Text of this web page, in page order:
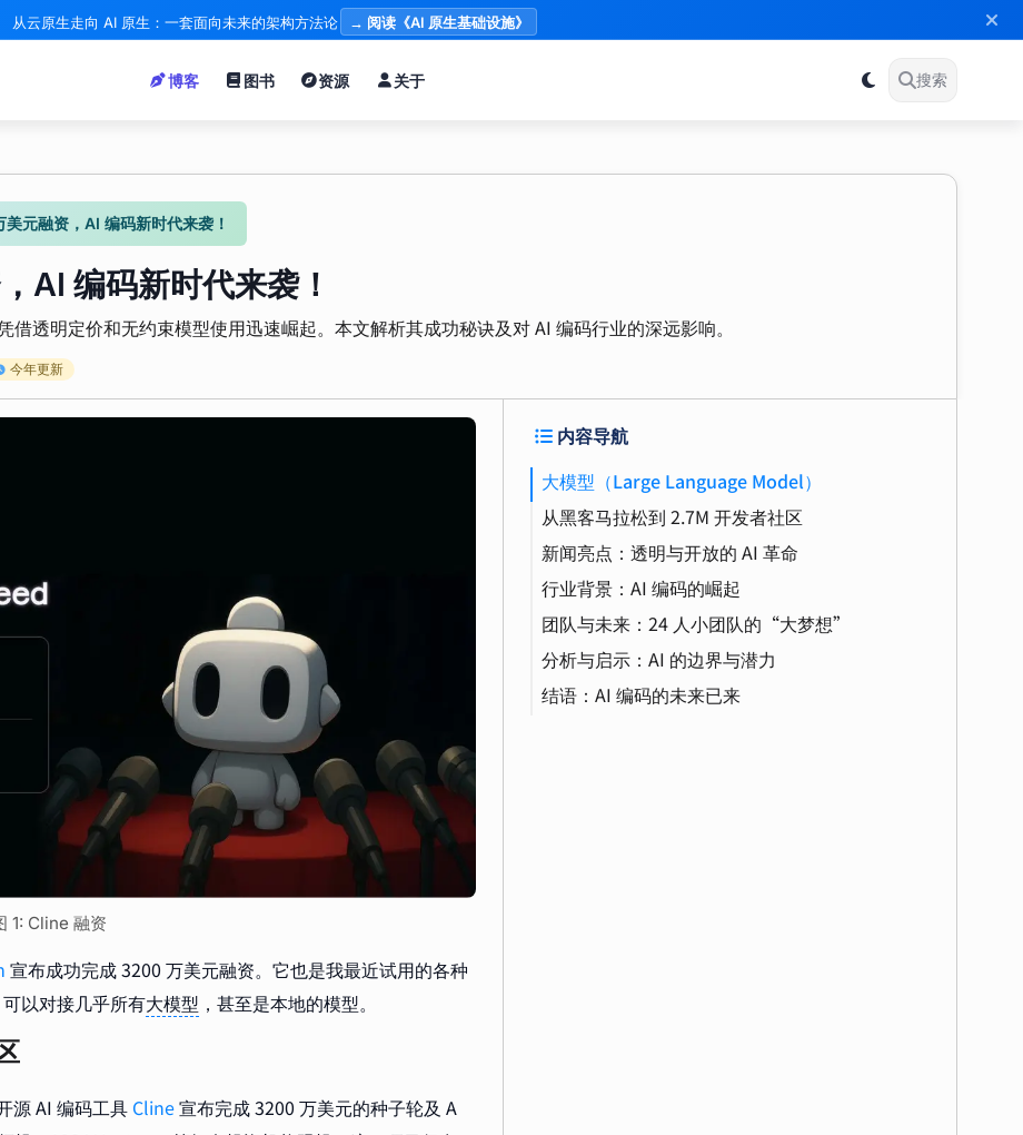
从云原生走向 AI 原生：一套面向未来的架构方法论 → 阅读《AI 原生基础设施》
博客 图书 资源 关于 搜索
元融资，AI 编码新时代来袭！
AI 编码新时代来袭！
透明定价和无约束模型使用迅速崛起。本文解析其成功秘诀及对 AI 编码行业的深远影响。
今年更新
1: Cline 融资
宣布成功完成 3200 万美元融资。它也是我最近试用的各种
以对接几乎所有大模型 ，甚至是本地的模型。
源 AI 编码工具 Cline宣布完成 3200 万美元的种子轮及 A
内容导航
大模型（Large Language Model）
从黑客马拉松到 2.7M 开发者社区
Token
新闻亮点：透明与开放的 AI 革命
行业背景：AI 编码的崛起
团队与未来：24 人小团队的“大梦想”
分析与启示：AI 的边界与潜力
GUI（图形用户界面）
结语：AI 编码的未来已来